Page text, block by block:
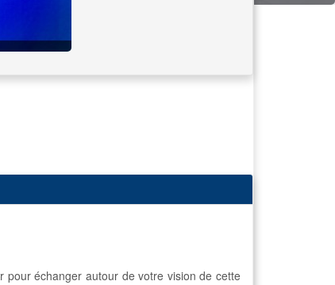
pour échanger autour de votre vision de cette